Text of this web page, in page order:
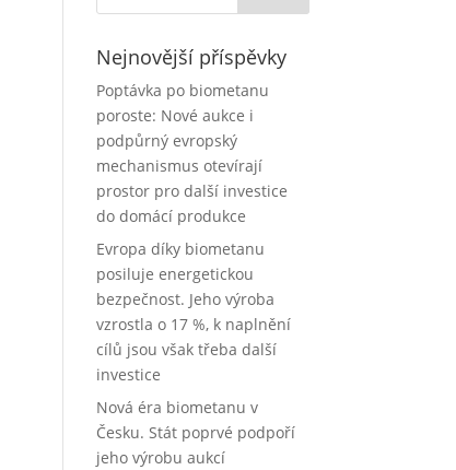
Nejnovější příspěvky
Poptávka po biometanu
poroste: Nové aukce i
podpůrný evropský
mechanismus otevírají
prostor pro další investice
do domácí produkce
Evropa díky biometanu
posiluje energetickou
bezpečnost. Jeho výroba
vzrostla o 17 %, k naplnění
cílů jsou však třeba další
investice
Nová éra biometanu v
Česku. Stát poprvé podpoří
jeho výrobu aukcí